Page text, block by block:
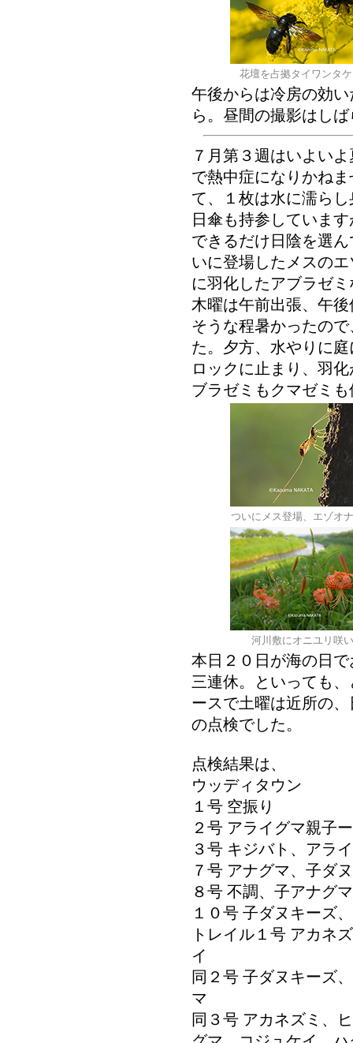
花壇を占拠タイワンタ
午後からは冷房の効
ら。昼間の撮影はし
７月第３週はいよい
で熱中症になりかね
て、１枚は水に濡ら
日傘も持参していま
できるだけ日陰を選
いに登場したメスの
に羽化したアブラゼ
木曜は午前出張、午
そうな程暑かったの
た。夕方、水やりに
ロックに止まり、羽
ブラゼミもクマゼミ
ついにメス登場、エゾオ
河川敷にオニユリ咲
本日２０日が海の日
三連休。といっても
ースで土曜は近所の
の点検でした。
点検結果は、
ウッディタウン
１号 空振り
２号 アライグマ親子
３号 キジバト、アラ
７号 アナグマ、子ダ
８号 不調、子アナグ
１０号 子ダヌキーズ
トレイル１号 アカネ
イ
同２号 子ダヌキーズ
マ
同３号 アカネズミ、